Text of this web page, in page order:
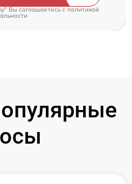
Вы соглашаетесь cполитикой